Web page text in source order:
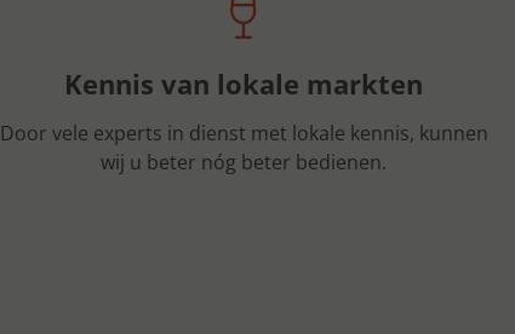
Kennis van lokale markten
Door vele experts in dienst met lokale kennis, kunnen
wij u beter nóg beter bedienen.